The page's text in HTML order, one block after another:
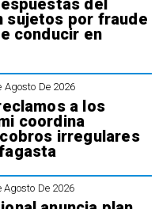
del
sujetos por fraude
conducir en
Agosto De 2026
a los
coordina
irregulares
Agosto De 2026